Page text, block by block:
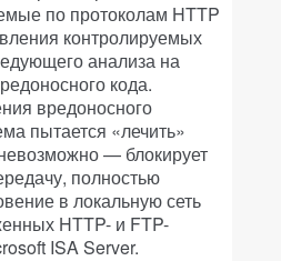
по протоколам HTTP
контролируемых
анализа на
кода.
вредоносного
пытается «лечить»
— блокирует
полностью
в локальную сеть
HTTP- и FTP-
ISA Server.